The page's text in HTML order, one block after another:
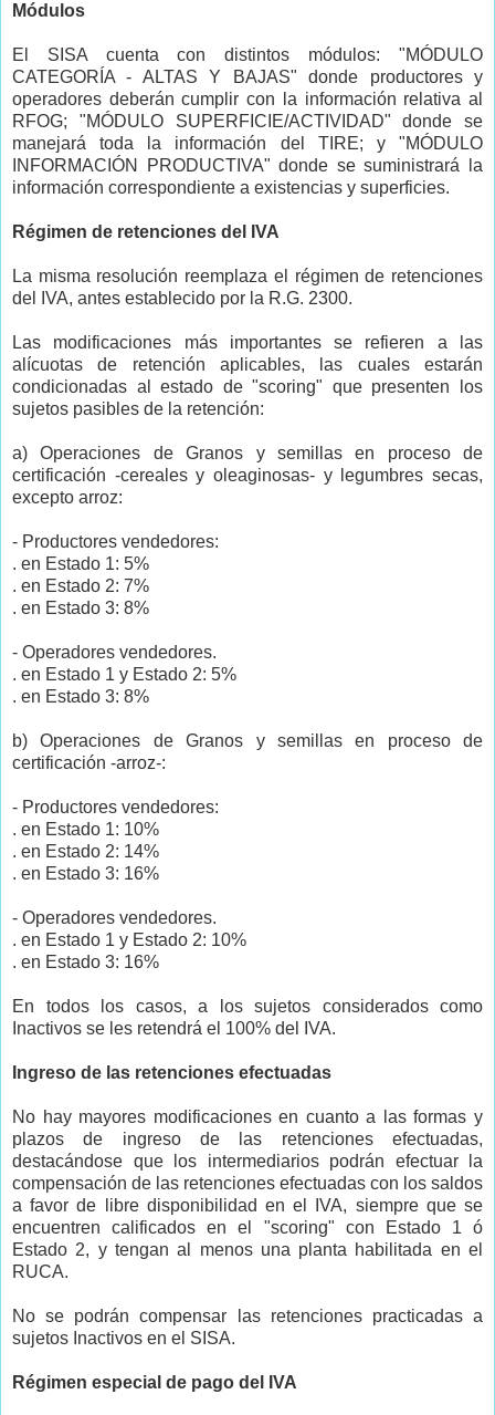
Módulos
El SISA cuenta con distintos módulos: "MÓDULO
CATEGORÍA - ALTAS Y BAJAS" donde productores y
operadores deberán cumplir con la información relativa al
RFOG; "MÓDULO SUPERFICIE/ACTIVIDAD" donde se
manejará toda la información del TIRE; y "MÓDULO
INFORMACIÓN PRODUCTIVA" donde se suministrará la
información correspondiente a existencias y superficies.
Régimen de retenciones del IVA
La misma resolución reemplaza el régimen de retenciones
del IVA, antes establecido por la R.G. 2300.
Las modificaciones más importantes se refieren a las
alícuotas de retención aplicables, las cuales estarán
condicionadas al estado de "scoring" que presenten los
sujetos pasibles de la retención:
a) Operaciones de Granos y semillas en proceso de
certificación -cereales y oleaginosas- y legumbres secas,
excepto arroz:
- Productores vendedores:
. en Estado 1: 5%
. en Estado 2: 7%
. en Estado 3: 8%
- Operadores vendedores.
. en Estado 1 y Estado 2: 5%
. en Estado 3: 8%
b) Operaciones de Granos y semillas en proceso de
certificación -arroz-:
- Productores vendedores:
. en Estado 1: 10%
. en Estado 2: 14%
. en Estado 3: 16%
- Operadores vendedores.
. en Estado 1 y Estado 2: 10%
. en Estado 3: 16%
En todos los casos, a los sujetos considerados como
Inactivos se les retendrá el 100% del IVA.
Ingreso de las retenciones efectuadas
No hay mayores modificaciones en cuanto a las formas y
plazos de ingreso de las retenciones efectuadas,
destacándose que los intermediarios podrán efectuar la
compensación de las retenciones efectuadas con los saldos
a favor de libre disponibilidad en el IVA, siempre que se
encuentren calificados en el "scoring" con Estado 1 ó
Estado 2, y tengan al menos una planta habilitada en el
RUCA.
No se podrán compensar las retenciones practicadas a
sujetos Inactivos en el SISA.
Régimen especial de pago del IVA